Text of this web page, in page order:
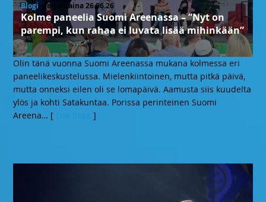
Blogi, perjantaina 26.06.26
Kolme paneelia Suomi Areenassa – ”Nyt on
parempi, kun rahaa ei luvata lisää mihinkään”
Olin tänä vuonna Suomi Areenassa mukana kolmessa eri
paneelikeskustelussa. Mielenkiintoinen, mutta pitkä päivä,
mutta onneksi eilen oli se lomapäivä. Aamusta siis kuudelta
ylös ja kohti Satakuntaa. Porissa perinteinen Suomi
Areena… [ ]